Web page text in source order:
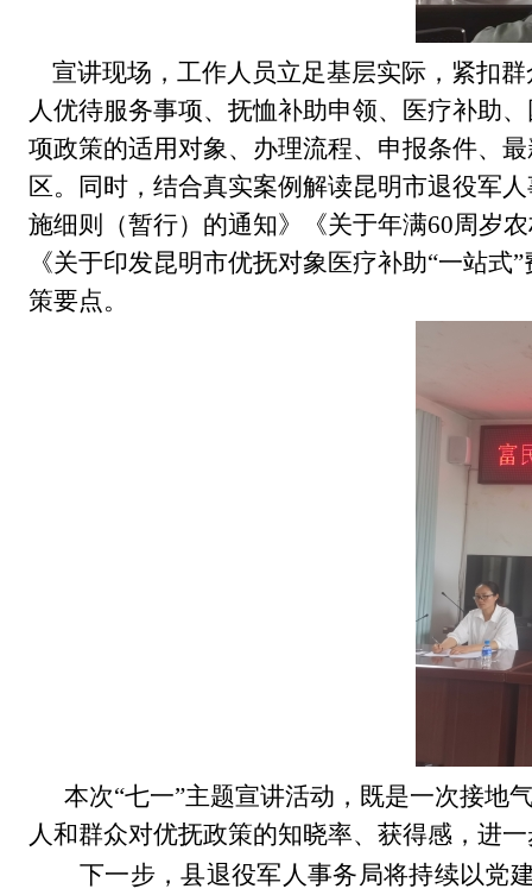
宣讲现场，工作人员立足基层实际，紧扣
人优待服务事项、抚恤补助申领、 医疗补助
项政策的适用对象、办理流程、申报条件、
区。同时，结合真实案例解读昆明市退役军
施细则（暂行）的通知》
《关于年满60周岁
《关于印发昆明市优抚对象医疗补助“一站式”
策要点。
本次“七一”主题宣讲活动，既是一次接地
人和群众对优抚政策的知晓率、获得感，进
下一步，县退役军人事务局将持续以党